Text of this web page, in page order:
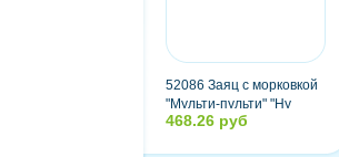
52086 Заяц с морковкой
"Мульти-пульти" "Ну
погоди" озвученный,
468.26 руб